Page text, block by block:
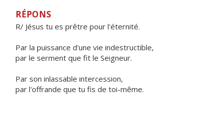
RÉPONS
R/ Jésus tu es prêtre pour l'éternité.
Par la puissance d'une vie indestructible,
par le serment que fit le Seigneur.
Par son inlassable intercession,
par l'offrande que tu fis de toi-même.